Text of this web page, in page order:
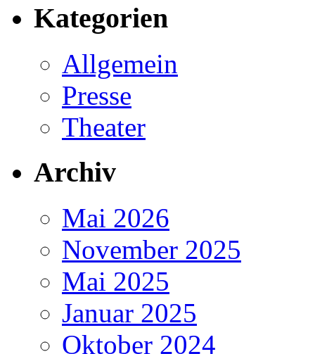
Kategorien
Allgemein
Presse
Theater
Archiv
Mai 2026
November 2025
Mai 2025
Januar 2025
Oktober 2024